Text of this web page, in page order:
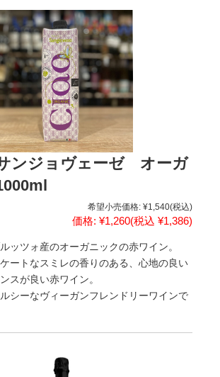
ンジョヴェーゼ オーガ
希望小売価格: ¥1,540(税込)
価格: ¥1,260(税込 ¥1,386)
ッツォ産のオーガニックの赤ワイン。
ートなスミレの香りのある、心地の良い
スが良い赤ワイン。
シーなヴィーガンフレンドリーワインで